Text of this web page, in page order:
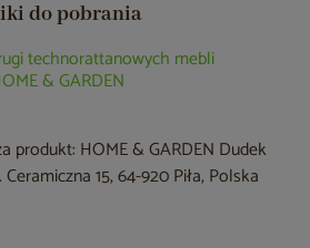
do pobrania
technorattanowych mebli
& GARDEN
produkt: HOME & GARDEN Dudek
15, 64-920 Piła, Polska